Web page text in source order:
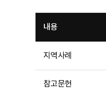
내용
지역사례
참고문헌